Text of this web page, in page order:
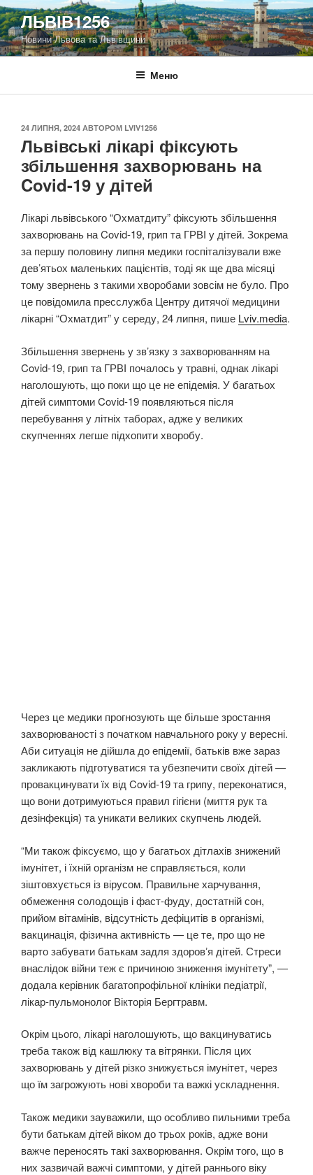
Перейти
до
вмісту
ЛЬВІВ1256
Новини Львова та Львівщини
Меню
ОПУБЛІКОВАНО
24 ЛИПНЯ, 2024 АВТОРОМ LVIV1256
Львівські лікарі фіксують
збільшення захворювань на
Covid-19 у дітей
Лікарі львівського “Охматдиту” фіксують збільшення
захворювань на Covid-19, грип та ГРВІ у дітей. Зокрема
за першу половину липня медики госпіталізували вже
дев’ятьох маленьких пацієнтів, тоді як ще два місяці
тому звернень з такими хворобами зовсім не було. Про
це повідомила пресслужба Центру дитячої медицини
лікарні “Охматдит” у середу, 24 липня, пише Lviv.media.
Збільшення звернень у зв’язку з захворюванням на
Covid-19, грип та ГРВІ почалось у травні, однак лікарі
наголошують, що поки що це не епідемія. У багатьох
дітей симптоми Covid-19 появляються після
перебування у літніх таборах, адже у великих
скупченнях легше підхопити хворобу.
Через це медики прогнозують ще більше зростання
захворюваності з початком навчального року у вересні.
Аби ситуація не дійшла до епідемії, батьків вже зараз
закликають підготуватися та убезпечити своїх дітей —
провакцинувати їх від Covid-19 та грипу, переконатися,
що вони дотримуються правил гігієни (миття рук та
дезінфекція) та уникати великих скупчень людей.
“Ми також фіксуємо, що у багатьох дітлахів знижений
імунітет, і їхній організм не справляється, коли
зіштовхується із вірусом. Правильне харчування,
обмеження солодощів і фаст-фуду, достатній сон,
прийом вітамінів, відсутність дефіцитів в організмі,
вакцинація, фізична активність — це те, про що не
варто забувати батькам задля здоровʼя дітей. Стреси
внаслідок війни теж є причиною зниження імунітету”, —
додала керівник багатопрофільної клініки педіатрії,
лікар-пульмонолог Вікторія Бергтравм.
Окрім цього, лікарі наголошують, що вакцинуватись
треба також від кашлюку та вітрянки. Після цих
захворювань у дітей різко знижується імунітет, через
що їм загрожують нові хвороби та важкі ускладнення.
Також медики зауважили, що особливо пильними треба
бути батькам дітей віком до трьох років, адже вони
важче переносять такі захворювання. Окрім того, що в
них зазвичай важчі симптоми, у дітей раннього віку